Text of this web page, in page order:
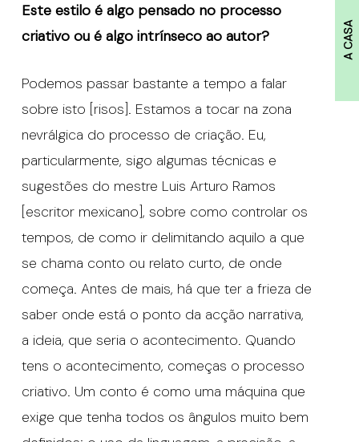
A CASA
Este estilo é algo pensado no processo
criativo ou é algo intrínseco ao autor?
Podemos passar bastante a tempo a falar
sobre isto [risos]. Estamos a tocar na zona
nevrálgica do processo de criação. Eu,
particularmente, sigo algumas técnicas e
sugestões do mestre Luis Arturo Ramos
[escritor mexicano], sobre como controlar os
tempos, de como ir delimitando aquilo a que
se chama conto ou relato curto, de onde
começa. Antes de mais, há que ter a frieza de
saber onde está o ponto da acção narrativa,
a ideia, que seria o acontecimento. Quando
tens o acontecimento, começas o processo
criativo. Um conto é como uma máquina que
exige que tenha todos os ângulos muito bem